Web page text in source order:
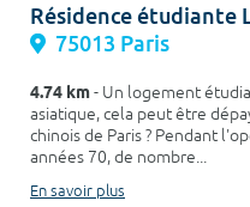
Résidence étudiante
75013 Paris
4.74 km- Un logement
asiatique, cela peut être
chinois de Paris ? Pendant
années 70, de nombre...
En savoir plus